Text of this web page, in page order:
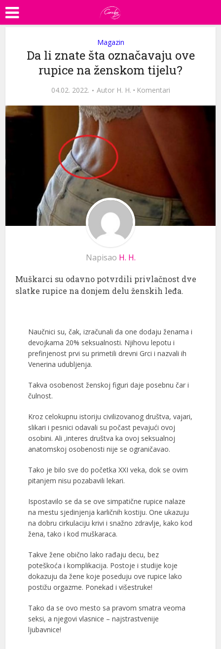
Magazin
Da li znate šta označavaju ove
rupice na ženskom tijelu?
04.02. 2022. Autor H. H. · Komentari
Napisao H. H.
Muškarci su odavno potvrdili privlačnost dve
slatke rupice na donjem delu ženskih leđa.
Naučnici su, čak, izračunali da one dodaju ženama i
devojkama 20% seksualnosti. Njihovu lepotu i
prefinjenost prvi su primetili drevni Grci i nazvali ih
Venerina udubljenja.
Takva osobenost ženskoj figuri daje posebnu čar i
čulnost.
Kroz celokupnu istoriju civilizovanog društva, vajari,
slikari i pesnici odavali su počast pevajući ovoj
osobini. Ali ,interes društva ka ovoj seksualnoj
anatomskoj osobenosti nije se ograničavao.
Tako je bilo sve do početka XXI veka, dok se ovim
pitanjem nisu pozabavili lekari.
Ispostavilo se da se ove simpatične rupice nalaze
na mestu sjedinjenja karličnih kostiju. One ukazuju
na dobru cirkulaciju krivi i snažno zdravlje, kako kod
žena, tako i kod muškaraca.
Takve žene obično lako rađaju decu, bez
poteškoća i komplikacija. Postoje i studije koje
dokazuju da žene koje poseduju ove rupice lako
postižu orgazme. Ponekad i višestruke!
Tako da se ovo mesto sa pravom smatra veoma
seksi, a njegovi vlasnice – najstrastvenije
ljubavnice!